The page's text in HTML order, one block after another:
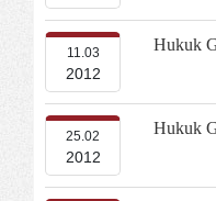
11.03
2012
Hukuk
25.02
2012
Hukuk